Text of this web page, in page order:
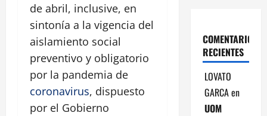
de abril, inclusive, en
sintonía a la vigencia del
aislamiento social
preventivo y obligatorio
por la pandemia de
coronavirus, dispuesto
por el Gobierno
COMENTARIOS
RECIENTES
LOVATO
GARCAen
UOM